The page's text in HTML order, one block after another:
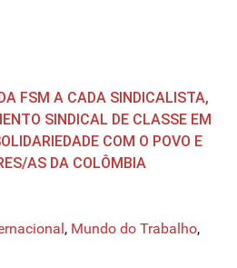
FSM A CADA SINDICALISTA,
SINDICAL DE CLASSE EM
COM O POVO E
AS DA COLÔMBIA
, Mundo do Trabalho,